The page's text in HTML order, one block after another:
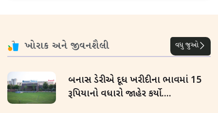
ખોરાક અને જીવનશૈલી
બનાસ ડેરીએ દૂધ ખરીદીના ભાવમાં 15
રૂપિયાનો વધારો જાહેર કર્યો....
વધુ જુઓ